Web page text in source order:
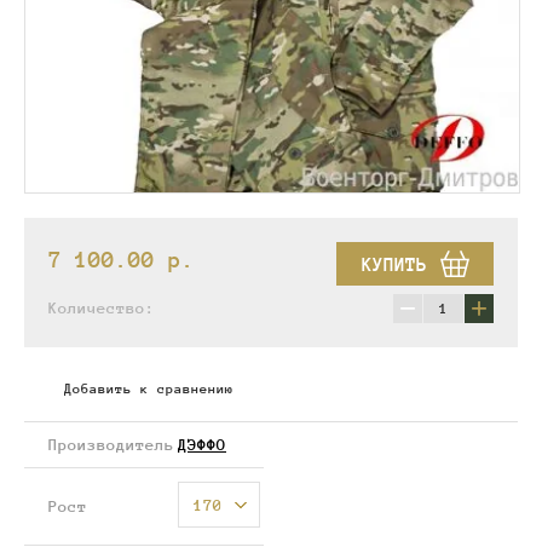
7 100.00 p. КУПИТЬ
Количество: − +
Добавить к сравнению
Производитель ДЭФФО
Рост 170